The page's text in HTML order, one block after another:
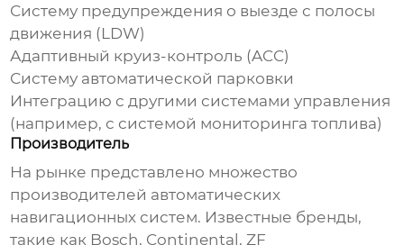
Систему предупреждения о выезде с полосы
движения (LDW)
Адаптивный круиз-контроль (ACC)
Систему автоматической парковки
Интеграцию с другими системами управления
(например, с системой мониторинга топлива)
Производитель
На рынке представлено множество
производителей автоматических
навигационных систем. Известные бренды,
такие как Bosch, Continental, ZF